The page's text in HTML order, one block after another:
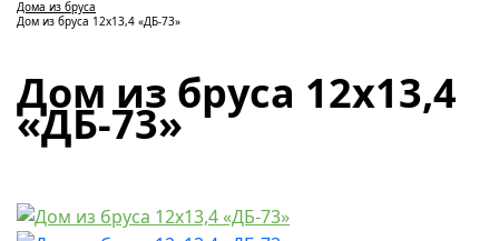
Дома из бруса
Дом из бруса 12х13,4 «ДБ-73»
Дом из бруса 12х13,4
«ДБ-73»